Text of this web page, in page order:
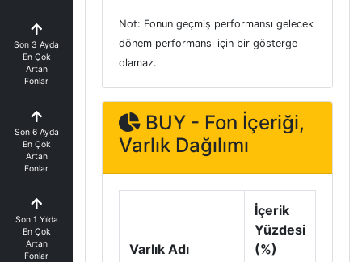
Son 3 Ayda
En Çok
Artan
Fonlar
Son 6 Ayda
En Çok
Artan
Fonlar
Son 1 Yılda
En Çok
Artan
Fonlar
Not: Fonun geçmiş performansı gelecek
dönem performansı için bir gösterge
olamaz.
BUY - Fon İçeriği,
Varlık Dağılımı
Varlık Adı
İçerik
Yüzdesi
(%)